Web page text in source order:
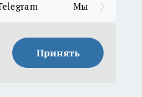
Мы в MAX
Принять